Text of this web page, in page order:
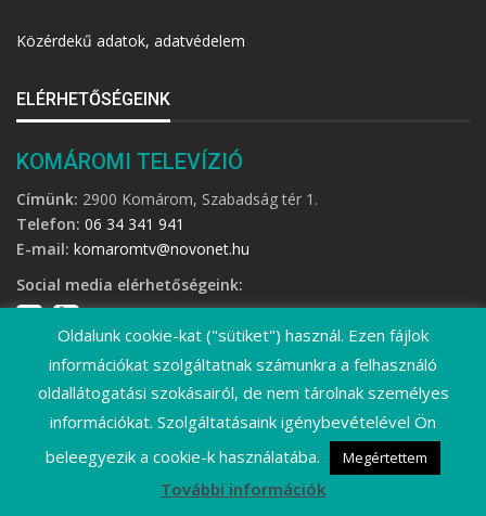
Közérdekű adatok, adatvédelem
ELÉRHETŐSÉGEINK
KOMÁROMI TELEVÍZIÓ
Címünk: 2900 Komárom, Szabadság tér 1.
Telefon: 06 34 341 941
E-mail: komaromtv@novonet.hu
Social media elérhetőségeink:
©2026 Komáromi Televízió • Minden jog fenntartva!
Oldalunk cookie-kat ("sütiket") használ. Ezen fájlok
információkat szolgáltatnak számunkra a felhasználó
oldallátogatási szokásairól, de nem tárolnak személyes
információkat. Szolgáltatásaink igénybevételével Ön
beleegyezik a cookie-k használatába.
Megértettem
További információk